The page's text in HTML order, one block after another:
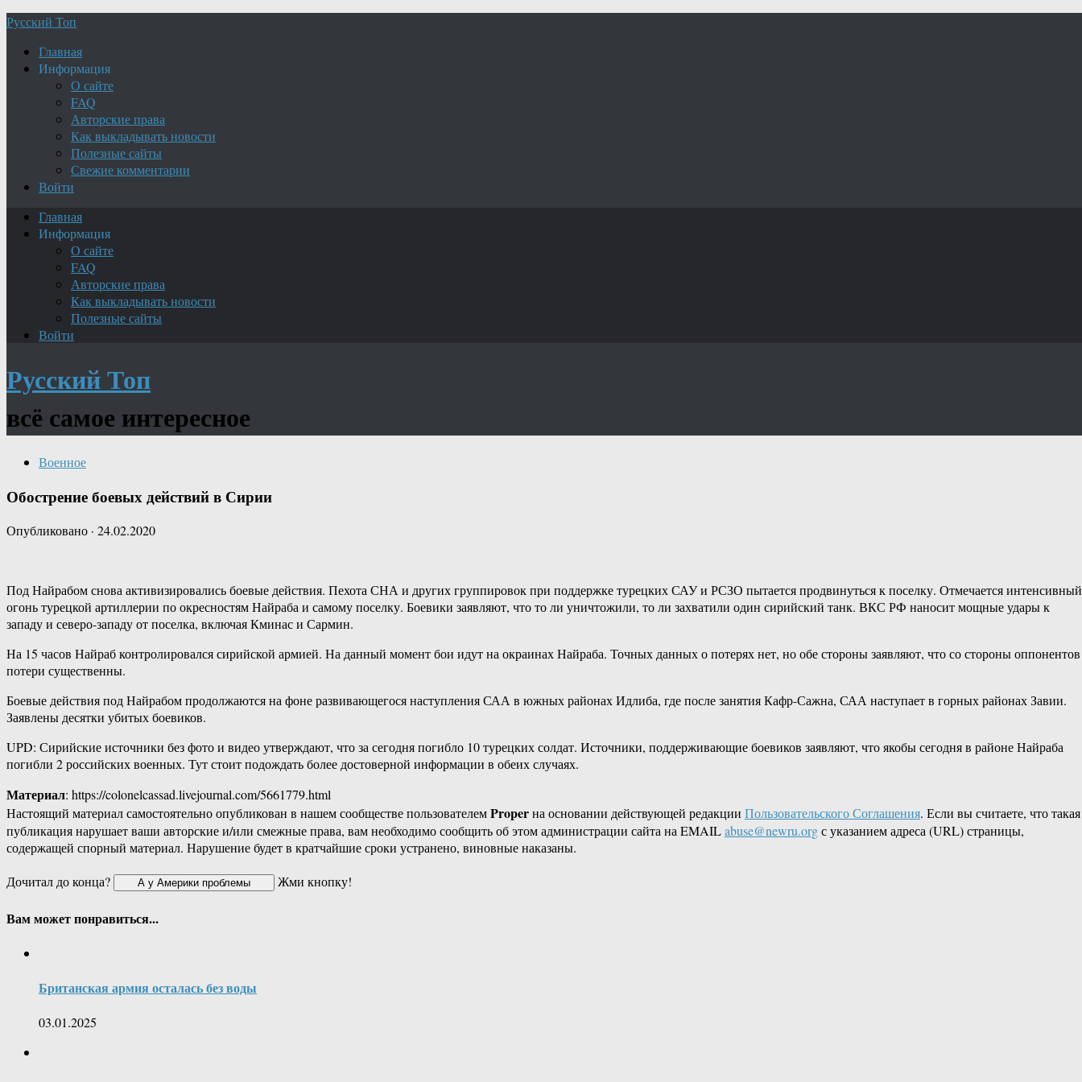
Русский Топ
Главная
Информация
О сайте
FAQ
Авторские права
Как выкладывать новости
Полезные сайты
Свежие комментарии
Войти
Главная
Информация
О сайте
FAQ
Авторские права
Как выкладывать новости
Полезные сайты
Войти
Русский Топ
всё самое интересное
Военное
Обострение боевых действий в Сирии
Опубликовано · 24.02.2020
Под Найрабом снова активизировались боевые действия. Пехота СНА и других группировок при поддержке турецких САУ и РСЗО пытается продвинуться к поселку. Отмечается интенсивный
огонь турецкой артиллерии по окресностям Найраба и самому поселку. Боевики заявляют, что то ли уничтожили, то ли захватили один сирийский танк. ВКС РФ наносит мощные удары к
западу и северо-западу от поселка, включая Кминас и Сармин.
На 15 часов Найраб контролировался сирийской армией. На данный момент бои идут на окраинах Найраба. Точных данных о потерях нет, но обе стороны заявляют, что со стороны оппонентов
потери существенны.
Боевые действия под Найрабом продолжаются на фоне развивающегося наступления САА в южных районах Идлиба, где после занятия Кафр-Сажна, САА наступает в горных районах Завии.
Заявлены десятки убитых боевиков.
UPD: Сирийские источники без фото и видео утверждают, что за сегодня погибло 10 турецких солдат. Источники, поддерживающие боевиков заявляют, что якобы сегодня в районе Найраба
погибли 2 российских военных. Тут стоит подождать более достоверной информации в обеих случаях.
Материал: https://colonelcassad.livejournal.com/5661779.html
Настоящий материал самостоятельно опубликован в нашем сообществе пользователемProperна основании действующей редакции Пользовательского Соглашения. Если вы считаете, что такая
публикация нарушает ваши авторские и/или смежные права, вам необходимо сообщить об этом администрации сайта на EMAILabuse@newru.orgс указанием адреса (URL) страницы,
содержащей спорный материал. Нарушение будет в кратчайшие сроки устранено, виновные наказаны.
Дочитал до конца?
Жми кнопку!
Вам может понравиться...
Британская армия осталась без воды
03.01.2025